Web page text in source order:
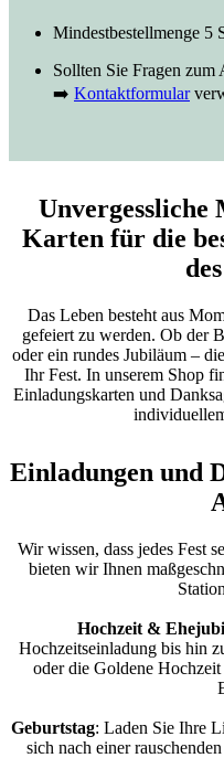
Mindestbestellmenge 5
Sollten Sie Fragen zum
➡️ Kontaktformular
Unvergessliche
Karten für die
Das Leben besteht aus
gefeiert zu werden. Ob der
oder ein rundes Jubiläum –
Ihr Fest. In unserem Shop
Einladungskarten und
Einladungen und
Wir wissen, dass jedes Fest
bieten wir Ihnen
Hochzeit &
Hochzeitseinladung bis hin
oder die Goldene
Geburtstag: Laden Sie Ihre
sich nach einer